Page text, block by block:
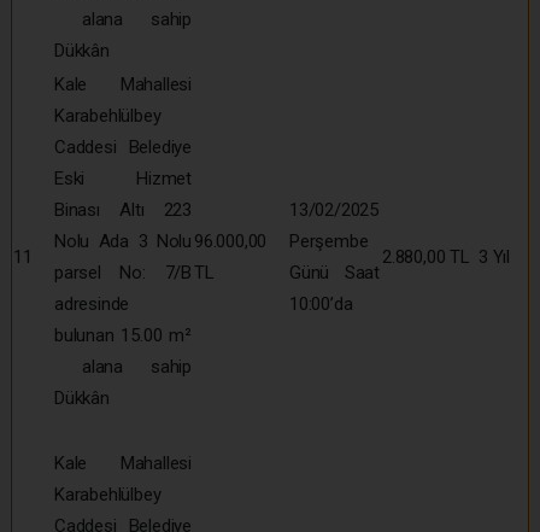
alana sahip
Dükkân
11
Kale Mahallesi
Karabehlülbey
Caddesi Belediye
Eski Hizmet
Binası Altı 223
Nolu Ada 3 Nolu
parsel No: 7/B
adresinde
bulunan 15.00 m²
alana sahip
Dükkân
96.000,00
TL
13/02/2025
Perşembe
Günü Saat
10:00’da
2.880,00 TL 3 Yıl
Kale Mahallesi
Karabehlülbey
Caddesi Belediye